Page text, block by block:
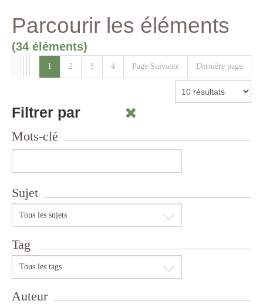
Parcourir les éléments
(34 éléments)
1 2 3 4 Page Suivante Dernière page
Filtrer par
Mots-clé
Sujet
Tous les sujets
Tag
Tous les tags
Auteur